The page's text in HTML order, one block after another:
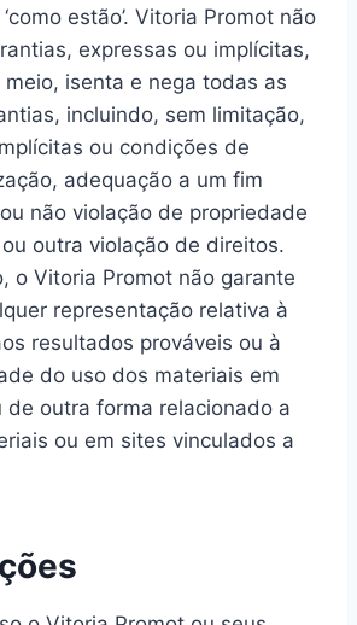
estão’. Vitoria Promot não
expressas ou implícitas,
meio, isenta e nega todas as
incluindo, sem limitação,
ou condições de
adequação a um fim
não violação de propriedade
outra violação de direitos.
o Vitoria Promot não garante
representação relativa à
resultados prováveis ​​ou à
do uso dos materiais em
de outra forma relacionado a
ou em sites vinculados a